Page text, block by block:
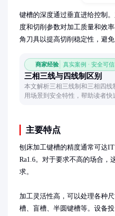
键槽的深度通过垂直进给控制
度和切削参数对加工质量和效
角刀具以提高切削稳定性，避免
商家经验 真实案例 · 安全可信
三相三线与四线制区别
本文解析三相三线制和三相四
用场景到安全特性，帮助读者
主要特点
刨床加工键槽的精度通常可达
Ra1.6。对于要求不高的场合，
求。
加工灵活性高，可以处理各种
槽、盲槽、半圆键槽等。设备